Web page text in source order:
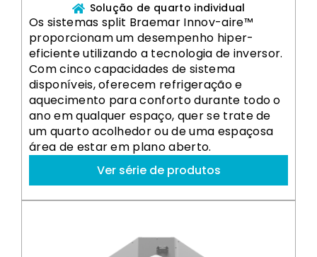
Solução de quarto individual
Os sistemas split Braemar Innov-aire™
proporcionam um desempenho hiper-
eficiente utilizando a tecnologia de inversor.
Com cinco capacidades de sistema
disponíveis, oferecem refrigeração e
aquecimento para conforto durante todo o
ano em qualquer espaço, quer se trate de
um quarto acolhedor ou de uma espaçosa
área de estar em plano aberto.
Ver série de produtos